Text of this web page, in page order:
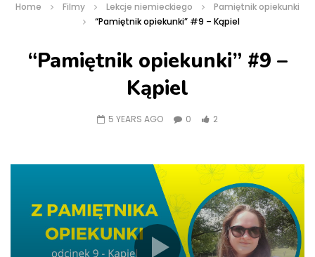
Home Filmy Lekcje niemieckiego
Pamiętnik opiekunki
“Pamiętnik opiekunki” #9 – Kąpiel
“Pamiętnik opiekunki” #9 –
Kąpiel
5 YEARS AGO 0 2